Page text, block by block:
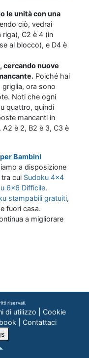
le unità con una
ciò, vedrai
riga), C2 è 4 (in
al blocco), e D4 è
cercando nuove
Poiché hai
ora sono
Noti che ogni
quattro, quindi
mancanti in
è 2, B2 è 3, C3 è
Bambini
a disposizione
tra cui Sudoku 4x4
6x6 Difficile.
stampabili gratuiti,
fuori casa.
a migliorare
riservati.
di utilizzo
Cookie
Contattaci